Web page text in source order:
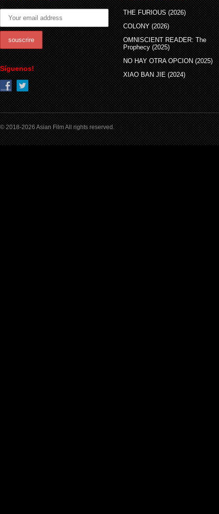
Síguenos!
THE FURIOUS (2026)
COLONY (2026)
OMNISCIENT READER: The
Prophecy (2025)
NO HAY OTRA OPCION (2025)
XIAO BAN JIE (2024)
© 2018-2026 Asian Film All rights reserved.